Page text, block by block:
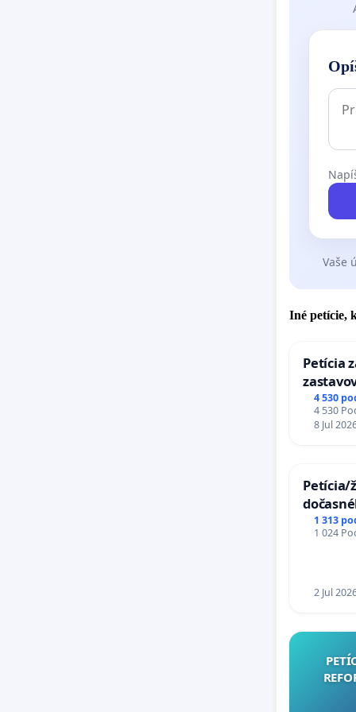
Vaše
Iné petície,
Petícia
Expres
stanici
4 530
4 530
8 Jul
Petícia/
1 313
1 024
2 Jul